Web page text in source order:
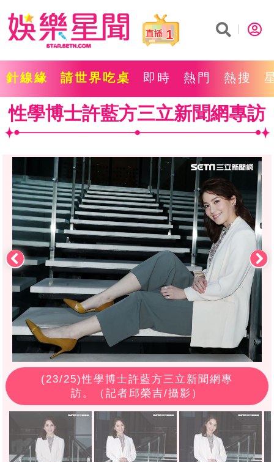
1
針線緣 請世界吃桌 即時 熱門 熱搜
性學博士許藍方三立新聞網專訪
(23/25)性學博士許藍方三立新聞網專
訪。（記者邱榮吉/攝影）